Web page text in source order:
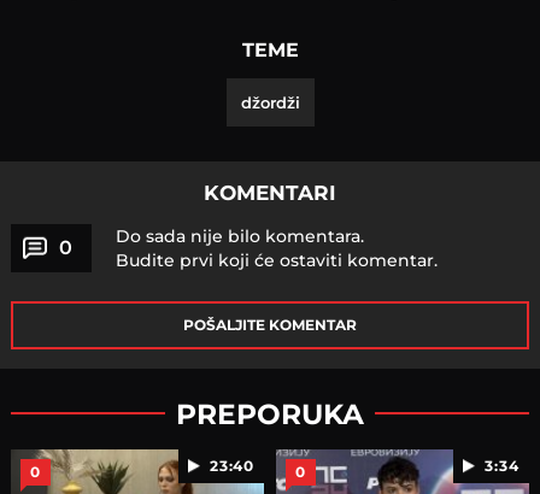
TEME
džordži
KOMENTARI
0
Do sada nije bilo komentara.
Budite prvi koji će ostaviti komentar.
POŠALJITE KOMENTAR
PREPORUKA
23:40
0 3:34
0